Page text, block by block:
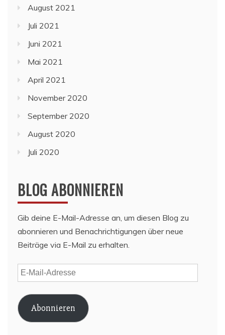
August 2021
Juli 2021
Juni 2021
Mai 2021
April 2021
November 2020
September 2020
August 2020
Juli 2020
BLOG ABONNIEREN
Gib deine E-Mail-Adresse an, um diesen Blog zu
abonnieren und Benachrichtigungen über neue
Beiträge via E-Mail zu erhalten.
E-
Mail-
Adresse
Abonnieren